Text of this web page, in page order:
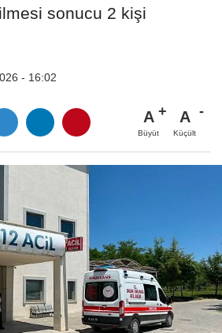
sonucu 2 kişi
- 16:02
A
Büyüt
A
Küçült